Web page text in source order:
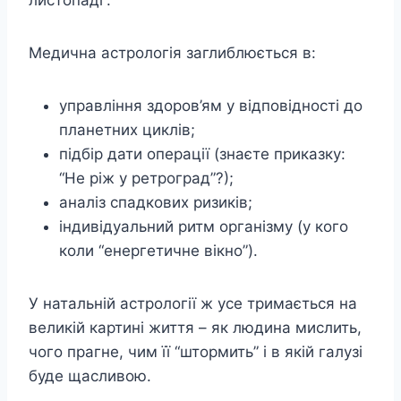
Медична астрологія заглиблюється в:
управління здоров’ям у відповідності до
планетних циклів;
підбір дати операції (знаєте приказку:
“Не ріж у ретроград”?);
аналіз спадкових ризиків;
індивідуальний ритм організму (у кого
коли “енергетичне вікно”).
У натальній астрології ж усе тримається на
великій картині життя – як людина мислить,
чого прагне, чим її “штормить” і в якій галузі
буде щасливою.